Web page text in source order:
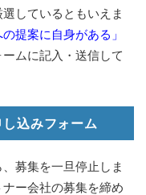
しているともいえま
提案に自身がある」
ムに記入・送信して
し込みフォーム
募集を一旦停止しま
ー会社の募集を締め